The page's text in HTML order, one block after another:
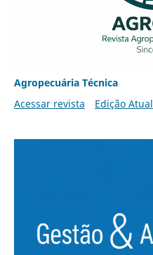
Agropecuária Técnica
Acessar revista
Edição Atual